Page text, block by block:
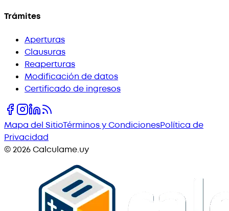
Trámites
Aperturas
Clausuras
Reaperturas
Modificación de datos
Certificado de ingresos
Mapa del SitioTérminos y CondicionesPolítica de
Privacidad
©2026Calculame.uy